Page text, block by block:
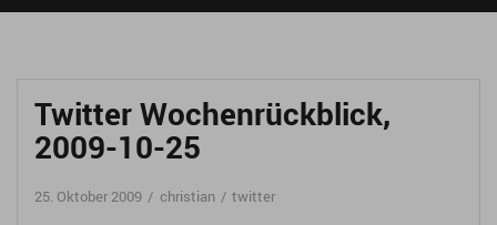
Twitter Wochenrückblick,
2009-10-25
25. Oktober 2009 christian twitter